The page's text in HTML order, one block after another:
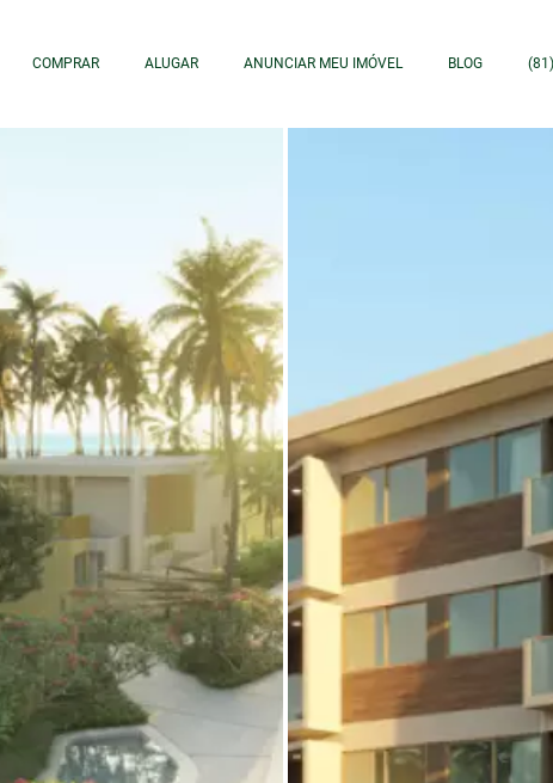
COMPRAR ALUGAR ANUNCIAR MEU IMÓVEL BLOG